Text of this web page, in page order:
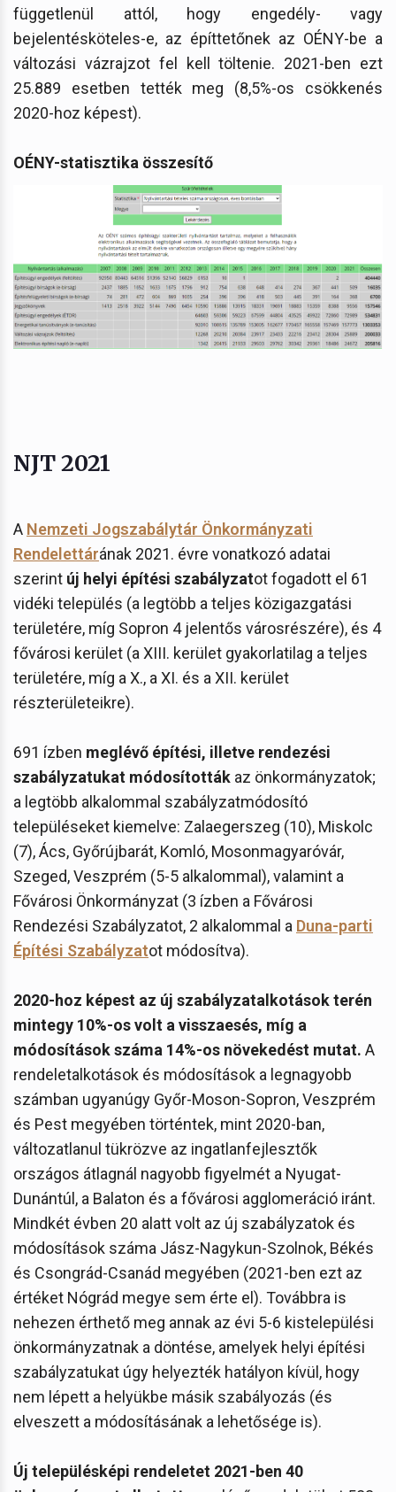
függetlenül attól, hogy engedély- vagy
bejelentésköteles-e, az építtetőnek az OÉNY-be a
változási vázrajzot fel kell töltenie. 2021-ben ezt
25.889 esetben tették meg (8,5%-os csökkenés
2020-hoz képest).
OÉNY-statisztika összesítő
NJT 2021
A Nemzeti Jogszabálytár Önkormányzati
Rendelettárának 2021. évre vonatkozó adatai
szerint új helyi építési szabályzatot fogadott el 61
vidéki település (a legtöbb a teljes közigazgatási
területére, míg Sopron 4 jelentős városrészére), és 4
fővárosi kerület (a XIII. kerület gyakorlatilag a teljes
területére, míg a X., a XI. és a XII. kerület
részterületeikre).
691 ízben meglévő építési, illetve rendezési
szabályzatukat módosították az önkormányzatok;
a legtöbb alkalommal szabályzatmódosító
településeket kiemelve: Zalaegerszeg (10), Miskolc
(7), Ács, Győrújbarát, Komló, Mosonmagyaróvár,
Szeged, Veszprém (5-5 alkalommal), valamint a
Fővárosi Önkormányzat (3 ízben a Fővárosi
Rendezési Szabályzatot, 2 alkalommal a Duna-parti
Építési Szabályzatot módosítva).
2020-hoz képest az új szabályzatalkotások terén
mintegy 10%-os volt a visszaesés, míg a
módosítások száma 14%-os növekedést mutat. A
rendeletalkotások és módosítások a legnagyobb
számban ugyanúgy Győr-Moson-Sopron, Veszprém
és Pest megyében történtek, mint 2020-ban,
változatlanul tükrözve az ingatlanfejlesztők
országos átlagnál nagyobb figyelmét a Nyugat-
Dunántúl, a Balaton és a fővárosi agglomeráció iránt.
Mindkét évben 20 alatt volt az új szabályzatok és
módosítások száma Jász-Nagykun-Szolnok, Békés
és Csongrád-Csanád megyében (2021-ben ezt az
értéket Nógrád megye sem érte el). Továbbra is
nehezen érthető meg annak az évi 5-6 kistelepülési
önkormányzatnak a döntése, amelyek helyi építési
szabályzatukat úgy helyezték hatályon kívül, hogy
nem lépett a helyükbe másik szabályozás (és
elveszett a módosításának a lehetősége is).
Új településképi rendeletet 2021-ben 40